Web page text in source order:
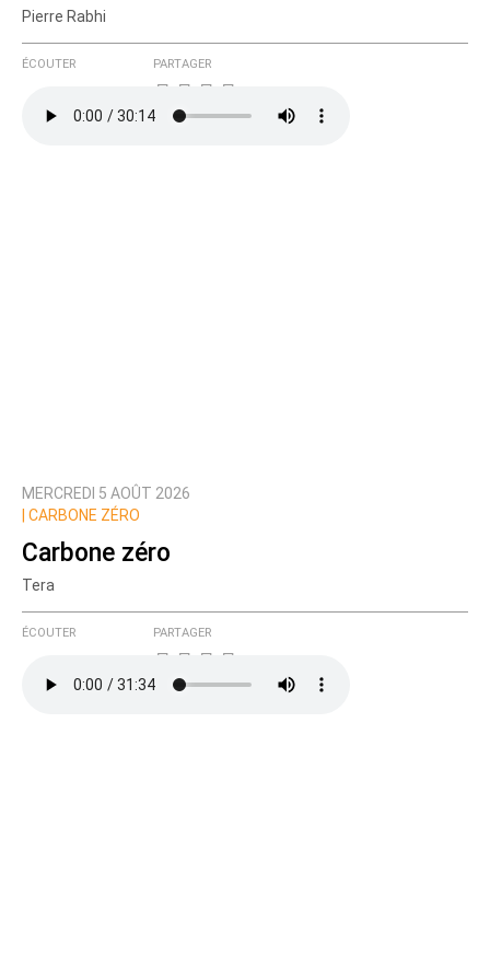
Courriel (non publié)
Ajoutez votre commentaire ici
Prévenez-moi de tous les nouveaux commentaires
Pierre Rabhi
ÉCOUTER PARTAGER
MERCREDI 5 AOÛT 2026
CARBONE ZÉRO
Carbone zéro
Tera
ÉCOUTER PARTAGER